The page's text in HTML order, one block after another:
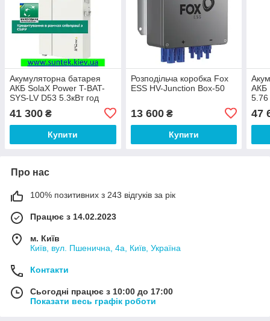
Акумуляторна батарея
АКБ SolaX Power T-BAT-
SYS-LV D53 5.3кВт год
41 300 ₴
Купити
Розподільча коробка Fox
ESS HV-Junction Box-50
13 600₴
Купити
АКБ
5.76
47
Про нас
100% позитивних з 243 відгуків за рік
Працює з 14.02.2023
м. Київ
Київ, вул. Пшенична, 4а, Київ, Україна
Контакти
Сьогодні працює з 10:00 до 17:00
Показати весь графік роботи